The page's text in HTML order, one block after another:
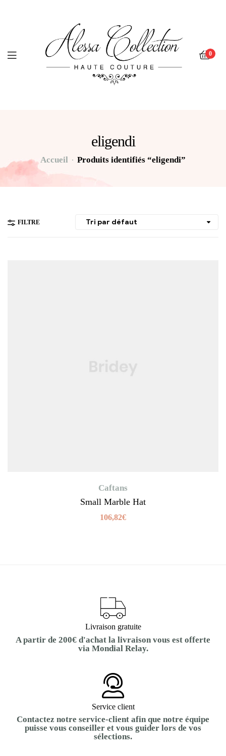
0
eligendi
Accueil Produits identifiés “eligendi”
FILTRE
Caftans
Small Marble Hat
106,82€
Livraison gratuite
A partir de 200€ d'achat la livraison vous est offerte
via Mondial Relay.
Service client
Contactez notre service-client afin que notre équipe
puisse vous conseiller et vous guider lors de vos
sélections.